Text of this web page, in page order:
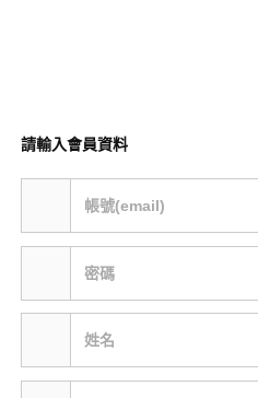
請輸入會員資料
帳號(email)
密碼
姓名